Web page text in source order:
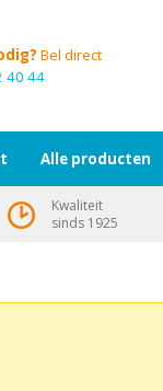
Bel direct
40 44
Alle producten
Kwaliteit
sinds 1925